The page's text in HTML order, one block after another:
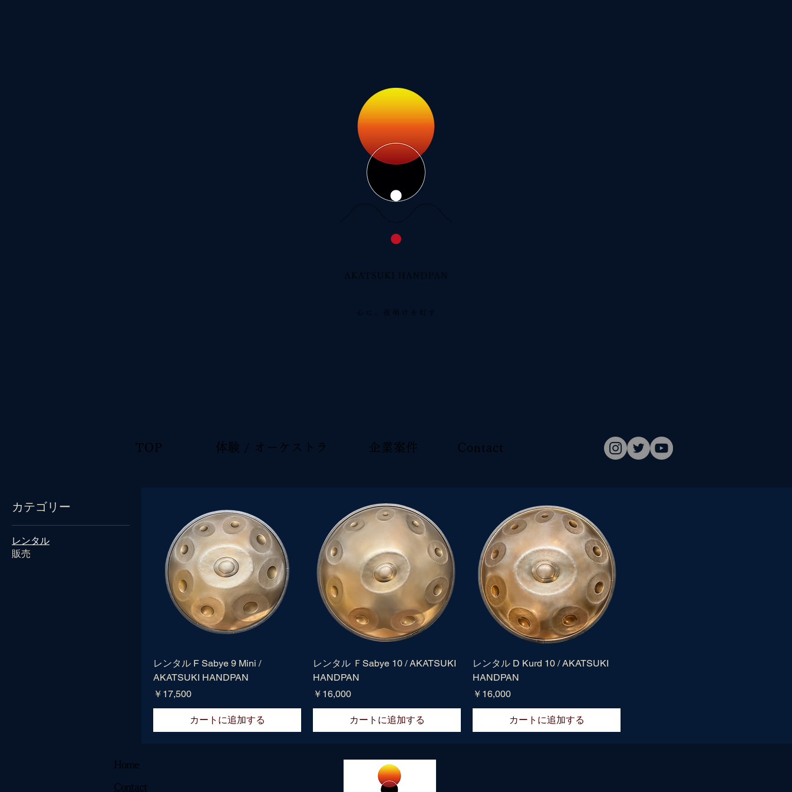
TOP 体験 / オーケストラ 企業案件 Contact
カテゴリー
レンタル
販売
レンタル F Sabye 9 Mini /
AKATSUKI HANDPAN
価格
￥17,500
カートに追加する
レンタル ＦSabye 10 / AKATSUKI
HANDPAN
価格
￥16,000
カートに追加する
レンタル D Kurd 10 / AKATSUKI
HANDPAN
価格
￥16,000
カートに追加する
Home
Contact